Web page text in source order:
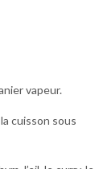
vapeur.
cuisson sous